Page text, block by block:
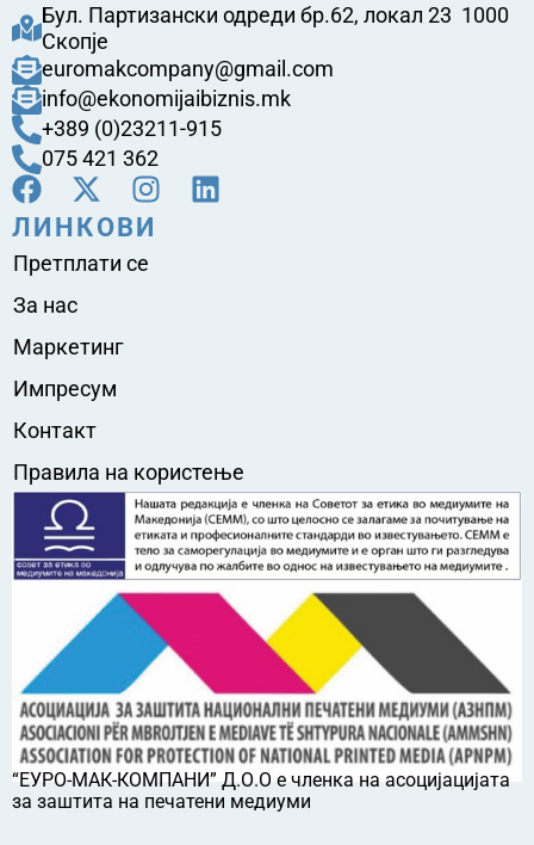
Бул. Партизански одреди бр.62, локал 23 1000
Скопје
euromakcompany@gmail.com
info@ekonomijaibiznis.mk
+389 (0)23211-915
075 421 362
ЛИНКОВИ
Претплати се
За нас
Маркетинг
Импресум
Контакт
Правила на користење
“ЕУРО-МАК-КОМПАНИ” Д.О.О е членка на асоцијацијата
за заштита на печатени медиуми